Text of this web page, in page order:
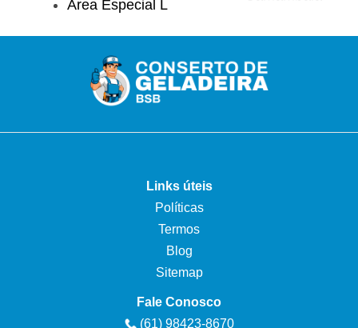
Área Especial L
Links úteis
Políticas
Termos
Blog
Sitemap
Fale Conosco
(61) 98423-8670